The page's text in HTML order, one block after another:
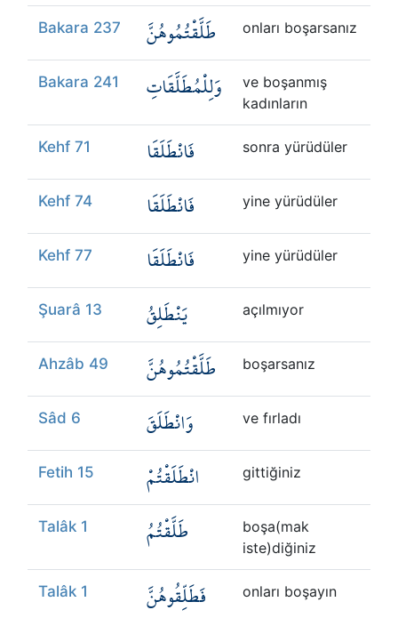
Bakara 237 طَلَّقْتُمُوهُنَّ onları boşarsanız
Bakara 241 وَلِلْمُطَلَّقَاتِ
ve boşanmış
kadınların
Kehf 71 فَانْطَلَقَا sonra yürüdüler
Kehf 74 فَانْطَلَقَا yine yürüdüler
Kehf 77 فَانْطَلَقَا yine yürüdüler
Şuarâ 13 يَنْطَلِقُ açılmıyor
Ahzâb 49 طَلَّقْتُمُوهُنَّ boşarsanız
Sâd 6 وَانْطَلَقَ ve fırladı
Fetih 15 انْطَلَقْتُمْ gittiğiniz
Talâk 1 طَلَّقْتُمُ
boşa(mak
iste)diğiniz
Talâk 1 فَطَلِّقُوهُنَّ onları boşayın